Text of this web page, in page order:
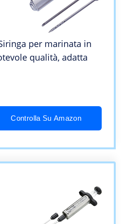
per marinata in
qualità, adatta
Controlla Su Amazon